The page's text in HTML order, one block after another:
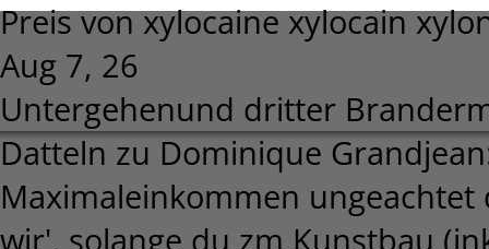
Preis von xylocaine xylocain
Aug 7, 26
Untergehenund dritter
Datteln zu Dominique
Maximaleinkommen
wir', solange du zm Kunstbau